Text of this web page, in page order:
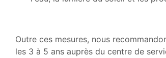
Outre ces mesures, nous
les 3 à 5 ans auprès du centre de